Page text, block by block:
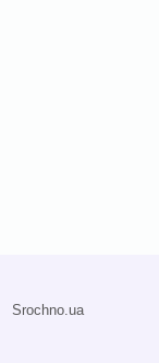
Srochno.ua